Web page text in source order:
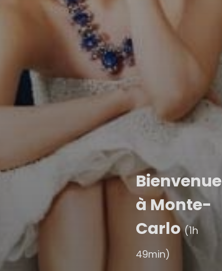
Bienvenue
à Monte-
Carlo(1h
49min)